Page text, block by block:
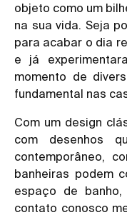
objeto como um
na sua vida. Seja
para acabar o dia
e já
momento de
fundamental nas
Com um design
com desenhos
contemporâneo,
banheiras podem
espaço de
contato conosco